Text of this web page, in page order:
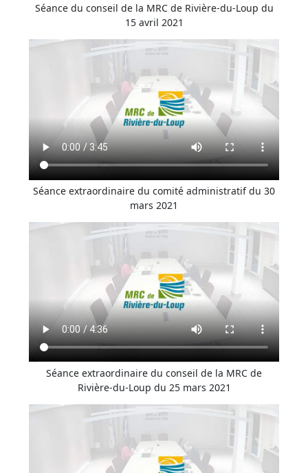
Séance du conseil de la MRC de Rivière-du-Loup du
15 avril 2021
Séance extraordinaire du comité administratif du 30
mars 2021
Séance extraordinaire du conseil de la MRC de
Rivière-du-Loup du 25 mars 2021